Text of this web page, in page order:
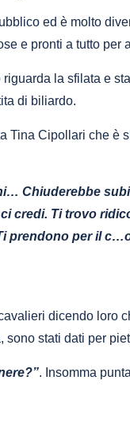
ed è molto
e pronti a tutto per
la sfilata e
di biliardo.
Tina Cipollari che è
Chiuderebbe
credi. Ti trovo
prendono per il
dicendo loro
sono stati dati per
. Insomma